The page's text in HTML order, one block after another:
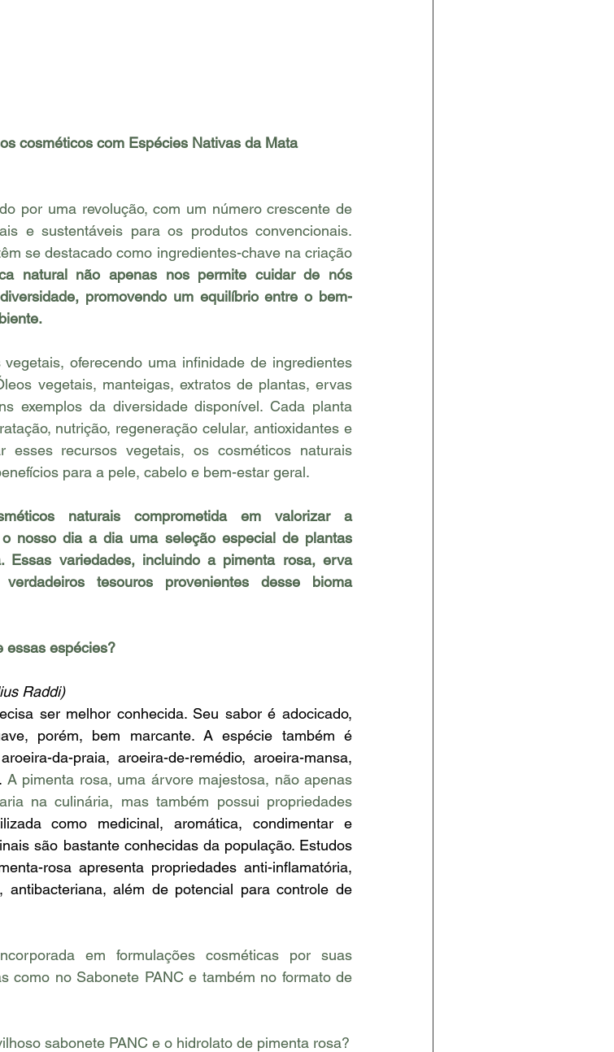
cosméticos com Espécies Nativas da Mata
por uma revolução, com um número crescente de
e sustentáveis para os produtos convencionais.
se destacado como ingredientes-chave na criação
natural não apenas nos permite cuidar de nós
promovendo um equilíbrio entre o bem-
oferecendo uma infinidade de ingredientes
vegetais, manteigas, extratos de plantas, ervas
exemplos da diversidade disponível. Cada planta
nutrição, regeneração celular, antioxidantes e
esses recursos vegetais, os cosméticos naturais
para a pele, cabelo e bem-estar geral.
naturais comprometida em valorizar a
nosso dia a dia uma seleção especial de plantas
Essas variedades, incluindo a pimenta rosa, erva
tesouros provenientes desse bioma
essas espécies?
Raddi)
ser melhor conhecida. Seu sabor é adocicado,
porém, bem marcante. A espécie também é
da-praia, aroeira-de-remédio, aroeira-mansa,
A pimenta rosa, uma árvore majestosa, não apenas
na culinária, mas também possui propriedades
como medicinal, aromática, condimentar e
são bastante conhecidas da população. Estudos
rosa apresenta propriedades anti-inflamatória,
antibacteriana, além de potencial para controle de
em formulações cosméticas por suas
como no Sabonete PANC e também no formato de
sabonete PANC e o hidrolato de pimenta rosa?